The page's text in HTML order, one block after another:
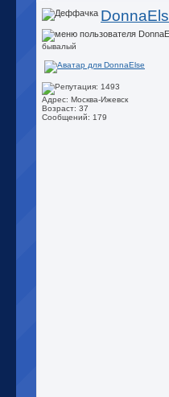
бывалый
Адрес: Москва-Ижевск
Возраст: 37
Сообщений: 179